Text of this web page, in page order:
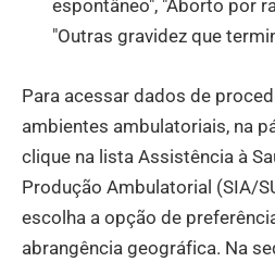
espontâneo", "Aborto por
"Outras gravidez que
Para acessar dados de
ambientes ambulatoriais, na
clique na lista Assistência à
Produção Ambulatorial (SIA/
escolha a opção de
abrangência geográfica. Na